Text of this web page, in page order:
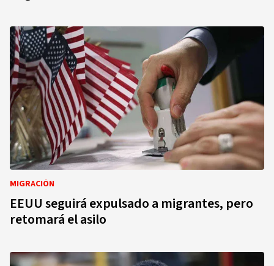
MIGRACIÓN
EEUU seguirá expulsado a migrantes, pero
retomará el asilo